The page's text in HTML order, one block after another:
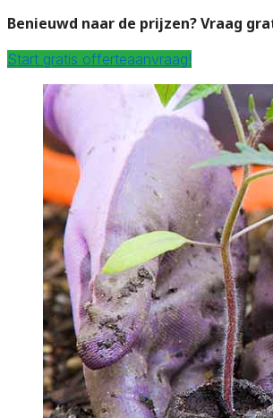
Benieuwd naar de prijzen? Vraag
Start gratis offerteaanvraag!